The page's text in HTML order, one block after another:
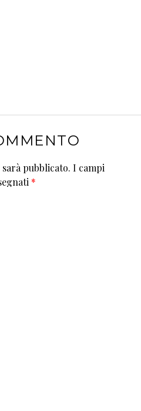
pubblicato. I campi
*